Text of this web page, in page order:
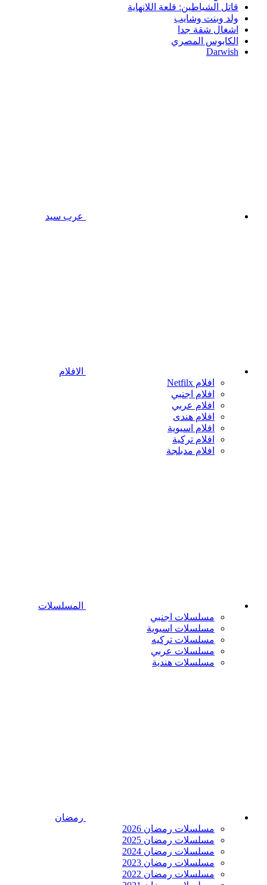
قاتل الشياطين: قلعة اللانهاية
ولد وبنت وشايب
اشغال شقة جدا
الكابوس المصري
Darwish
عرب سيد
الافلام
افلام Netfilx
افلام اجنبي
افلام عربي
افلام هندى
افلام اسيوية
افلام تركية
افلام مدبلجة
المسلسلات
مسلسلات اجنبي
مسلسلات اسيوية
مسلسلات تركيه
مسلسلات عربي
مسلسلات هندية
رمضان
مسلسلات رمضان 2026
مسلسلات رمضان 2025
مسلسلات رمضان 2024
مسلسلات رمضان 2023
مسلسلات رمضان 2022